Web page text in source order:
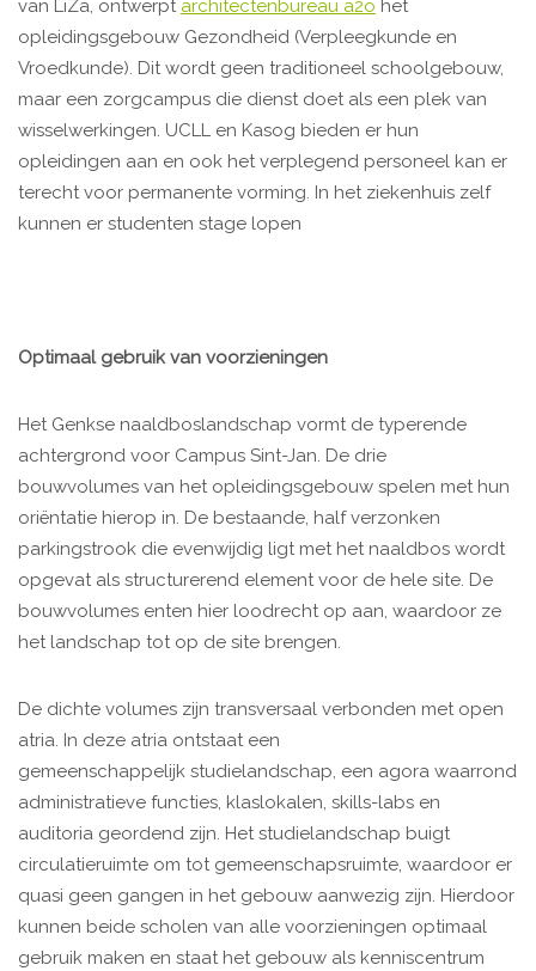
van LiZa, ontwerpt architectenbureau a2o het
opleidingsgebouw Gezondheid (Verpleegkunde en
Vroedkunde). Dit wordt geen traditioneel schoolgebouw,
maar een zorgcampus die dienst doet als een plek van
wisselwerkingen. UCLL en Kasog bieden er hun
opleidingen aan en ook het verplegend personeel kan er
terecht voor permanente vorming. In het ziekenhuis zelf
kunnen er studenten stage lopen
Optimaal gebruik van voorzieningen
Het Genkse naaldboslandschap vormt de typerende
achtergrond voor Campus Sint-Jan. De drie
bouwvolumes van het opleidingsgebouw spelen met hun
oriëntatie hierop in. De bestaande, half verzonken
parkingstrook die evenwijdig ligt met het naaldbos wordt
opgevat als structurerend element voor de hele site. De
bouwvolumes enten hier loodrecht op aan, waardoor ze
het landschap tot op de site brengen.
De dichte volumes zijn transversaal verbonden met open
atria. In deze atria ontstaat een
gemeenschappelijk studielandschap, een agora waarrond
administratieve functies, klaslokalen, skills-labs en
auditoria geordend zijn. Het studielandschap buigt
circulatieruimte om tot gemeenschapsruimte, waardoor er
quasi geen gangen in het gebouw aanwezig zijn. Hierdoor
kunnen beide scholen van alle voorzieningen optimaal
gebruik maken en staat het gebouw als kenniscentrum